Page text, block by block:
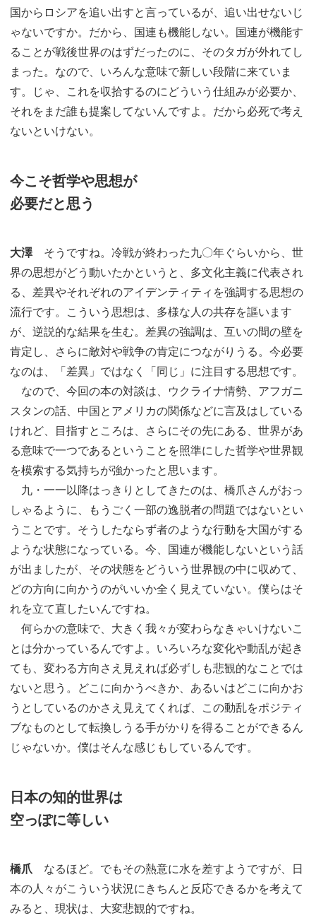
国からロシアを追い出すと言っているが、追い出せないじ
ゃないですか。だから、国連も機能しない。国連が機能す
ることが戦後世界のはずだったのに、そのタガが外れてし
まった。なので、いろんな意味で新しい段階に来ていま
す。じゃ、これを収拾するのにどういう仕組みが必要か、
それをまだ誰も提案してないんですよ。だから必死で考え
ないといけない。
今こそ哲学や思想が
必要だと思う
大澤そうですね。冷戦が終わった九〇年ぐらいから、世
界の思想がどう動いたかというと、多文化主義に代表され
る、差異やそれぞれのアイデンティティを強調する思想の
流行です。こういう思想は、多様な人の共存を謳います
が、逆説的な結果を生む。差異の強調は、互いの間の壁を
肯定し、さらに敵対や戦争の肯定につながりうる。今必要
なのは、「差異」ではなく「同じ」に注目する思想です。
なので、今回の本の対談は、ウクライナ情勢、アフガニ
スタンの話、中国とアメリカの関係などに言及はしている
けれど、目指すところは、さらにその先にある、世界があ
る意味で一つであるということを照準にした哲学や世界観
を模索する気持ちが強かったと思います。
九・一一以降はっきりとしてきたのは、橋爪さんがおっ
しゃるように、もうごく一部の逸脱者の問題ではないとい
うことです。そうしたならず者のような行動を大国がする
ような状態になっている。今、国連が機能しないという話
が出ましたが、その状態をどういう世界観の中に収めて、
どの方向に向かうのがいいか全く見えていない。僕らはそ
れを立て直したいんですね。
何らかの意味で、大きく我々が変わらなきゃいけないこ
とは分かっているんですよ。いろいろな変化や動乱が起き
ても、変わる方向さえ見えれば必ずしも悲観的なことでは
ないと思う。どこに向かうべきか、あるいはどこに向かお
うとしているのかさえ見えてくれば、この動乱をポジティ
ブなものとして転換しうる手がかりを得ることができるん
じゃないか。僕はそんな感じもしているんです。
日本の知的世界は
空っぽに等しい
橋爪 なるほど。でもその熱意に水を差すようですが、日
本の人々がこういう状況にきちんと反応できるかを考えて
みると、現状は、大変悲観的ですね。